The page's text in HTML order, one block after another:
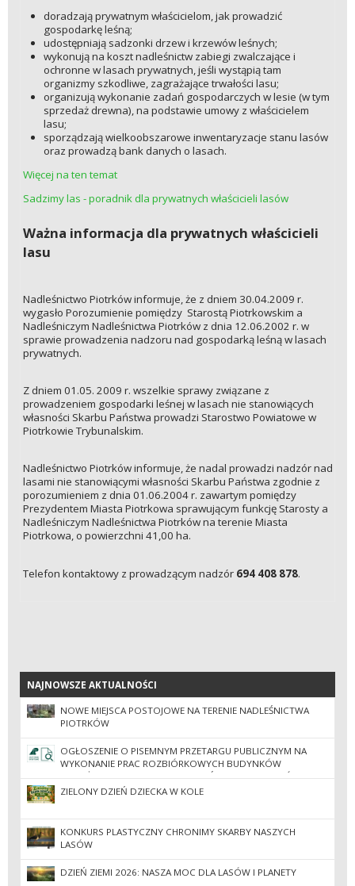
doradzają prywatnym właścicielom, jak prowadzić
gospodarkę leśną;
udostępniają sadzonki drzew i krzewów leśnych;
wykonują na koszt nadleśnictw zabiegi zwalczające i
ochronne w lasach prywatnych, jeśli wystąpią tam
organizmy szkodliwe, zagrażające trwałości lasu;
organizują wykonanie zadań gospodarczych w lesie (w tym
sprzedaż drewna), na podstawie umowy z właścicielem
lasu;
sporządzają wielkoobszarowe inwentaryzacje stanu lasów
oraz prowadzą bank danych o lasach.
Więcej na ten temat
Sadzimy las - poradnik dla prywatnych właścicieli lasów
Ważna informacja dla prywatnych właścicieli
lasu
Nadleśnictwo Piotrków informuje, że z dniem 30.04.2009 r.
wygasło Porozumienie pomiędzy Starostą Piotrkowskim a
Nadleśniczym Nadleśnictwa Piotrków z dnia 12.06.2002 r. w
sprawie prowadzenia nadzoru nad gospodarką leśną w lasach
prywatnych.
Z dniem 01.05. 2009 r. wszelkie sprawy związane z
prowadzeniem gospodarki leśnej w lasach nie stanowiących
własności Skarbu Państwa prowadzi Starostwo Powiatowe w
Piotrkowie Trybunalskim.
Nadleśnictwo Piotrków informuje, że nadal prowadzi nadzór nad
lasami nie stanowiącymi własności Skarbu Państwa zgodnie z
porozumieniem z dnia 01.06.2004 r. zawartym pomiędzy
Prezydentem Miasta Piotrkowa sprawującym funkcję Starosty a
Nadleśniczym Nadleśnictwa Piotrków na terenie Miasta
Piotrkowa, o powierzchni 41,00 ha.
Telefon kontaktowy z prowadzącym nadzór 694 408 878.
NAJNOWSZE AKTUALNOŚCI
NAJNOWSZE AKTUALNOŚCI
NOWE MIEJSCA POSTOJOWE NA TERENIE NADLEŚNICTWA
PIOTRKÓW
OGŁOSZENIE O PISEMNYM PRZETARGU PUBLICZNYM NA
WYKONANIE PRAC ROZBIÓRKOWYCH BUDYNKÓW
POŁOŻONYCH NA TERENIE NADLEŚNICTWA PIOTRKÓW
ZIELONY DZIEŃ DZIECKA W KOLE
KONKURS PLASTYCZNY CHRONIMY SKARBY NASZYCH
LASÓW
DZIEŃ ZIEMI 2026: NASZA MOC DLA LASÓW I PLANETY